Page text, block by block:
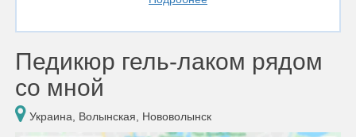
Педикюр гель-лаком рядом
со мной
Украина, Волынская, Нововолынск